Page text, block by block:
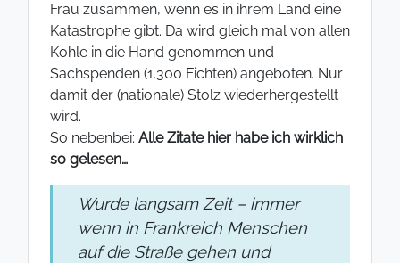
Frau zusammen, wenn es in ihrem Land eine
Katastrophe gibt. Da wird gleich mal von allen
Kohle in die Hand genommen und
Sachspenden (1.300 Fichten) angeboten. Nur
damit der (nationale) Stolz wiederhergestellt
wird.
So nebenbei: Alle Zitate hier habe ich wirklich
so gelesen…
Wurde langsam Zeit – immer
wenn in Frankreich Menschen
auf die Straße gehen und